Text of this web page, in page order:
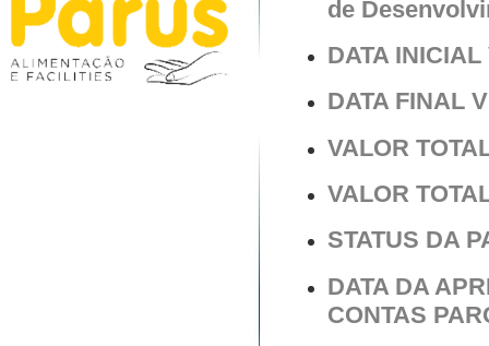
de
DATA
DATA FINAL
VALOR
VALOR
STATUS DA
DATA DA
CONTAS